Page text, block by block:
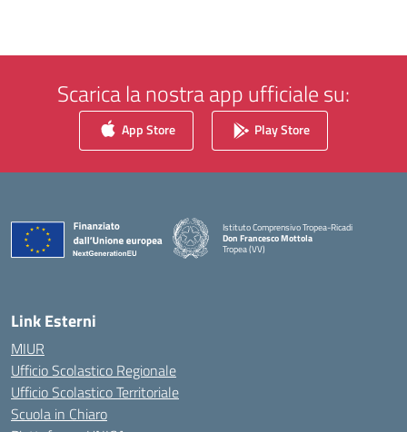
Scarica la nostra app ufficiale su:
App Store Play Store
Istituto Comprensivo Tropea-Ricadi
Don Francesco Mottola
Tropea (VV)
— Visita la pagina iniziale della scuola
Link Esterni
MIUR
Ufficio Scolastico Regionale
Ufficio Scolastico Territoriale
Scuola in Chiaro